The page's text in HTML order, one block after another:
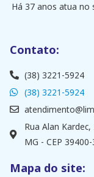
Há 37 anos atua no
Contato:
(38) 3221-5924
(38) 3221-5924
Rua Alan
MG - CEP
Mapa do site: